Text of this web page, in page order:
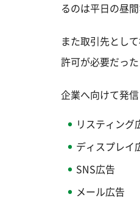
るのは平日の昼
また取引先とし
許可が必要だっ
企業へ向けて発
リスティング
ディスプレイ
SNS広告
メール広告